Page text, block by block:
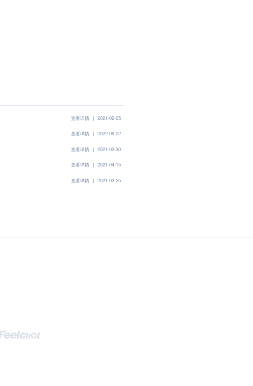
查看详情 | 2021-02-05
查看详情 | 2022-09-02
查看详情 | 2021-03-30
查看详情 | 2021-04-15
查看详情 | 2021-03-25